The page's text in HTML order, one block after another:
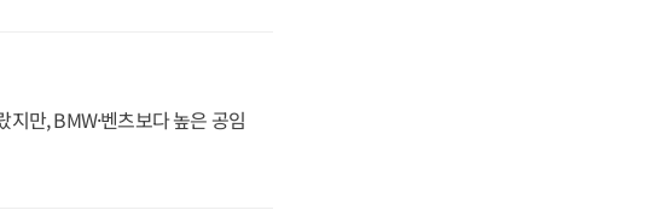
만, BMW·벤츠보다 높은 공임